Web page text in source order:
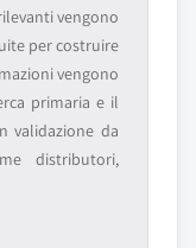
vengono
per costruire
vengono
primaria e il
validazione da
distributori,